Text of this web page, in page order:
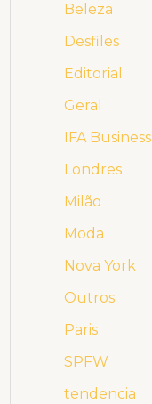
Beleza
Desfiles
Editorial
Geral
IFA Business
Londres
Milão
Moda
Nova York
Outros
Paris
SPFW
tendencia